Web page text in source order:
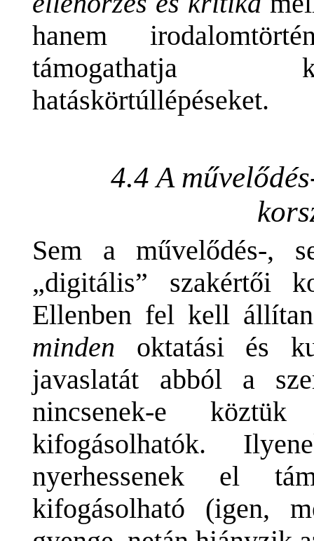
hanem
támogathatja
hatáskörtúllépéseket.
4.4 A
Sem a művelődés-,
„digitális” szakértői
Ellenben fel kell
minden oktatási és
javaslatát abból a
nincsenek-e köztük
kifogásolhatók.
nyerhessenek el
kifogásolható (igen,